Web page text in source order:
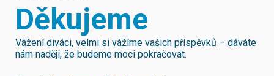
Děkujeme
Vážení diváci, velmi si vážíme vašich příspěvků – dáváte
nám naději, že budeme moci pokračovat.